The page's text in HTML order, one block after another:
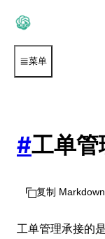
菜单
#工单管
复制 Markdown
工单管理承接的